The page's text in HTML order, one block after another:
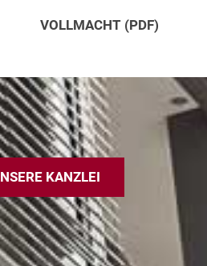
VOLLMACHT (PDF)
KANZLEI